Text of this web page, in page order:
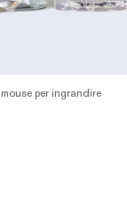
per ingrandire